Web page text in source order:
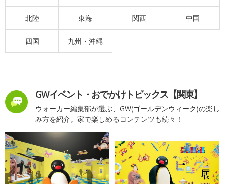
北陸 東海 関西 中国
四国 九州・沖縄
GWイベント・おでかけトピックス【関東】
ウォーカー編集部が選ぶ、GW(ゴールデンウィーク)の楽し
み方を紹介。家で楽しめるコンテンツも続々！